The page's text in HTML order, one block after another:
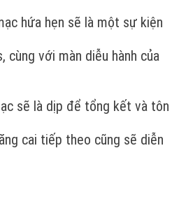
hứa hẹn sẽ là một sự kiện
cùng với màn diễu hành của
sẽ là dịp để tổng kết và tôn
cai tiếp theo cũng sẽ diễn